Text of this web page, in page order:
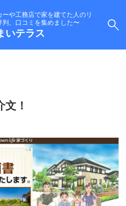
や工務店で家を建てた人のリ
、口コミを集めました〜
いテラス
！